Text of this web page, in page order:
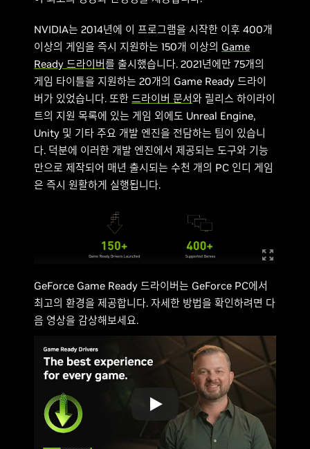
NVIDIA는 2014년에 이 프로그램을 시작한 이후 400개
이상의 게임을 즉시 지원하는 150개 이상의 Game
Ready 드라이버를 출시했습니다. 2021년에만 75개의
게임 타이틀을 지원하는 20개의 Game Ready 드라이
버가 있었습니다. 또한드라이버 문서와 릴리스 하이라이
트의 지원 목록에 있는 게임 외에도 Unreal Engine,
Unity 및 기타 주요 개발 엔진을 전담하는 팀이 있습니
다. 덕분에 이러한 개발 엔진에서 제공되는 도구와 기능
만으로 제작되어 매년 출시되는 수천 개의 PC 인디 게임
은 즉시 원활하게 실행됩니다.
GeForce Game Ready 드라이버는 GeForce PC에서
최고의 환경을 제공합니다. 자세한 방법을 확인하려면 다
음 영상을 감상해보세요.